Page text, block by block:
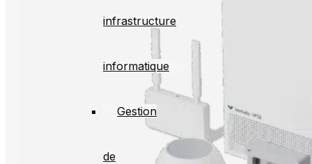
infrastructure
informatique
Gestion
de